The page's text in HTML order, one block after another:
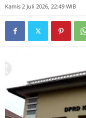
Kamis 2 Juli 2026, 22:49 WIB